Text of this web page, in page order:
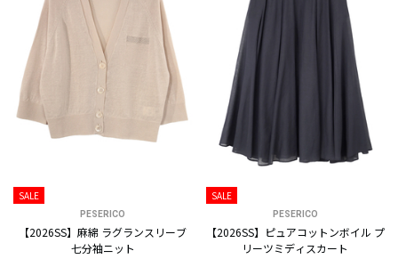
SALE
PESERICO
【2026SS】麻綿 ラグランスリーブ
七分袖ニット
SALE
PESERICO
【2026SS】ピュアコットンボイル プ
リーツミディスカート